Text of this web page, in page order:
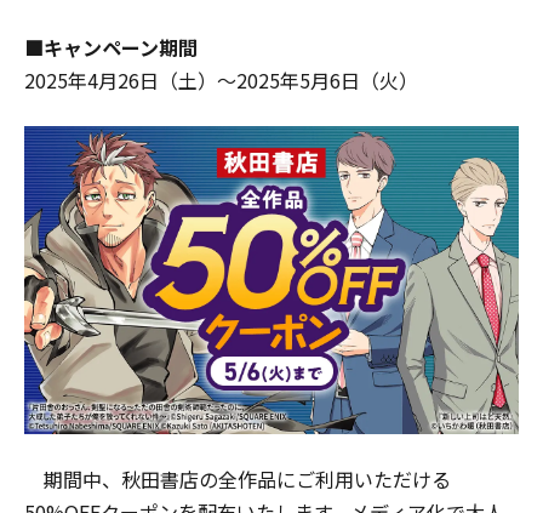
■キャンペーン期間
2025年4月26日（土）～2025年5月6日（火）
期間中、秋田書店の全作品にご利用いただける